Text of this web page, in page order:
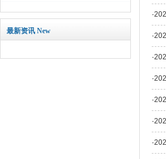
最新资讯 New
·
·
·
·
·
·
·